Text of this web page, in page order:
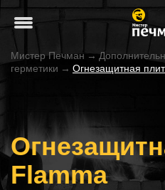
Мистер Печман →
герметики → Огнезащитная
Flamma